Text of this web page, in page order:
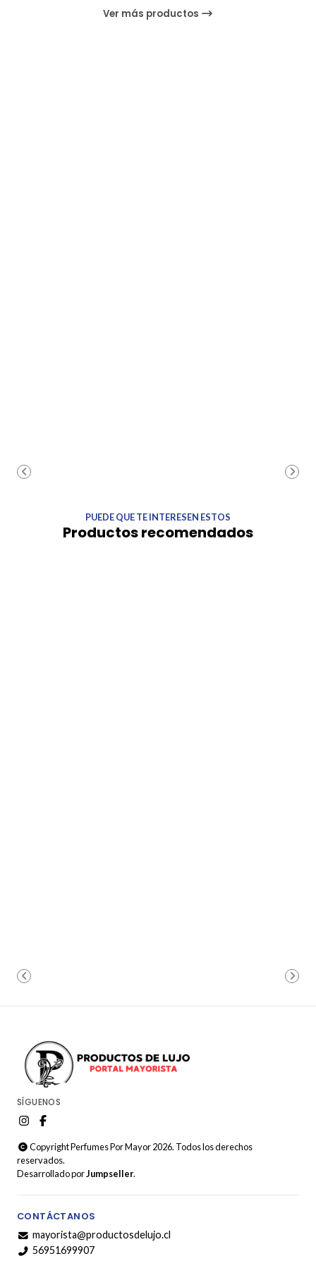
Ver más productos
PUEDE QUE TE INTERESEN ESTOS
Productos recomendados
SÍGUENOS
Copyright Perfumes Por Mayor 2026. Todos los derechos
reservados.
Desarrollado porJumpseller.
CONTÁCTANOS
mayorista@productosdelujo.cl
56951699907